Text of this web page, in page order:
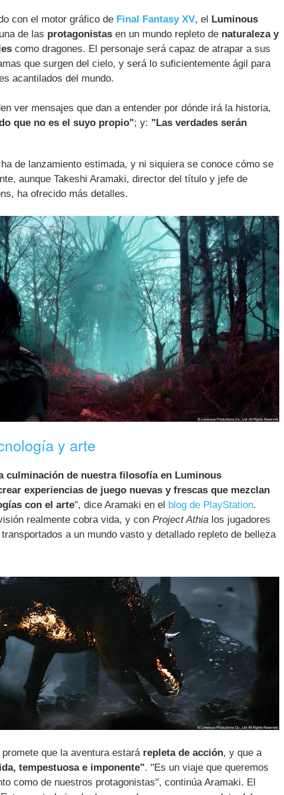
con el motor gráfico de Final Fantasy XV, el Luminous
de las protagonistas en un mundo repleto de naturaleza y
como dragones. El personaje será capaz de atrapar a sus
que surgen del cielo, y será lo suficientemente ágil para
acantilados del mundo.
ver mensajes que dan a entender por dónde irá la historia,
que no es el suyo propio"; y: "Las verdades serán
de lanzamiento estimada, y ni siquiera se conoce cómo se
aunque Takeshi Aramaki, director del título y jefe de
ha ofrecido más detalles.
y arte
culminación de nuestra filosofía en Luminous
experiencias de juego nuevas y frescas que mezclan
con el arte", dice Aramaki en el blog de PlayStation.
realmente cobra vida, y con Project Athia los jugadores
a un mundo vasto y detallado repleto de belleza
que la aventura estará repleta de acción, y que a
tempestuosa e imponente". "Es un viaje que queremos
como de nuestros protagonistas", continúa Aramaki. El